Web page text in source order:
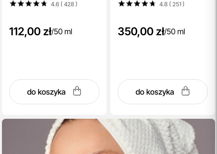
4.6 ( 428)
112,00 zł/50 ml
do koszyka
4.8 ( 251)
350,00 zł/50 ml
do koszyka